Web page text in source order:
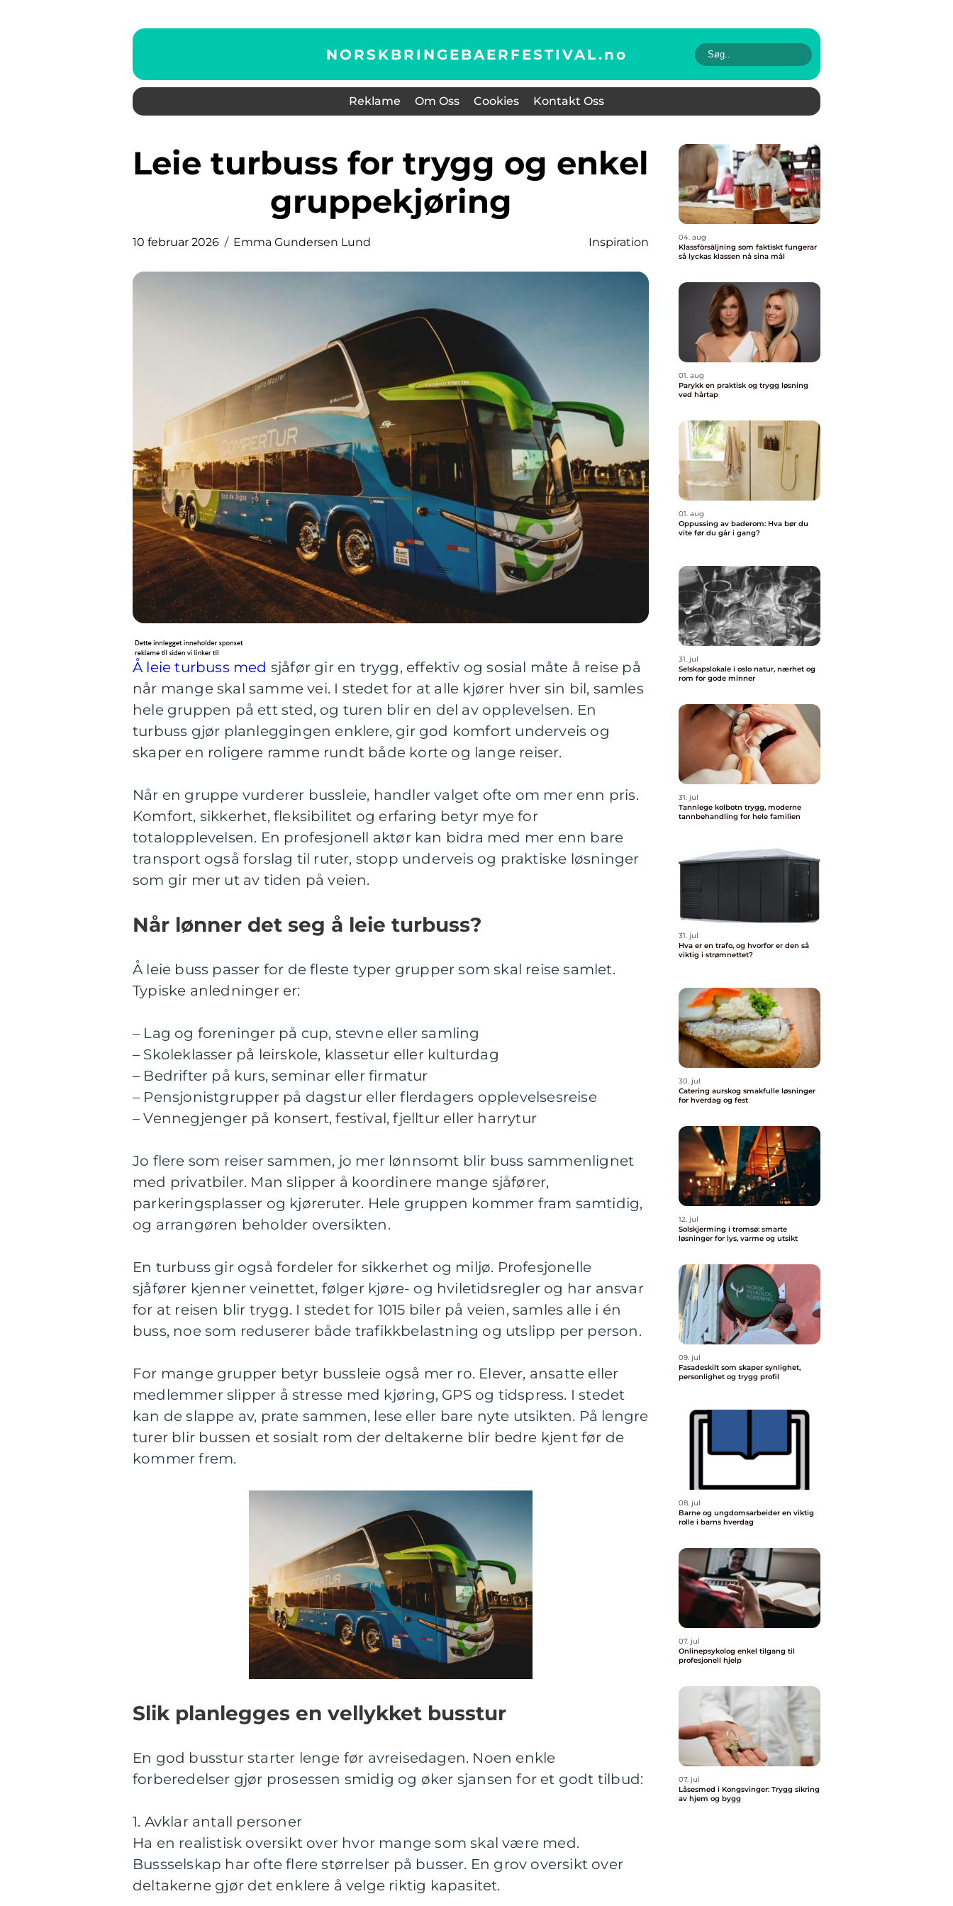
NORSKBRINGEBAERFESTIVAL.no
Reklame Om Oss Cookies Kontakt Oss
Leie turbuss for trygg og enkel
gruppekjøring
10 februar 2026 Emma Gundersen Lund Inspiration
Å leie turbuss med sjåfør gir en trygg, effektiv og sosial måte å reise på
når mange skal samme vei. I stedet for at alle kjører hver sin bil, samles
hele gruppen på ett sted, og turen blir en del av opplevelsen. En
turbuss gjør planleggingen enklere, gir god komfort underveis og
skaper en roligere ramme rundt både korte og lange reiser.
Når en gruppe vurderer bussleie, handler valget ofte om mer enn pris.
Komfort, sikkerhet, fleksibilitet og erfaring betyr mye for
totalopplevelsen. En profesjonell aktør kan bidra med mer enn bare
transport også forslag til ruter, stopp underveis og praktiske løsninger
som gir mer ut av tiden på veien.
Når lønner det seg å leie turbuss?
Å leie buss passer for de fleste typer grupper som skal reise samlet.
Typiske anledninger er:
– Lag og foreninger på cup, stevne eller samling
– Skoleklasser på leirskole, klassetur eller kulturdag
– Bedrifter på kurs, seminar eller firmatur
– Pensjonistgrupper på dagstur eller flerdagers opplevelsesreise
– Vennegjenger på konsert, festival, fjelltur eller harrytur
Jo flere som reiser sammen, jo mer lønnsomt blir buss sammenlignet
med privatbiler. Man slipper å koordinere mange sjåfører,
parkeringsplasser og kjøreruter. Hele gruppen kommer fram samtidig,
og arrangøren beholder oversikten.
En turbuss gir også fordeler for sikkerhet og miljø. Profesjonelle
sjåfører kjenner veinettet, følger kjøre- og hviletidsregler og har ansvar
for at reisen blir trygg. I stedet for 1015 biler på veien, samles alle i én
buss, noe som reduserer både trafikkbelastning og utslipp per person.
For mange grupper betyr bussleie også mer ro. Elever, ansatte eller
medlemmer slipper å stresse med kjøring, GPS og tidspress. I stedet
kan de slappe av, prate sammen, lese eller bare nyte utsikten. På lengre
turer blir bussen et sosialt rom der deltakerne blir bedre kjent før de
kommer frem.
Slik planlegges en vellykket busstur
En god busstur starter lenge før avreisedagen. Noen enkle
forberedelser gjør prosessen smidig og øker sjansen for et godt tilbud:
1. Avklar antall personer
Ha en realistisk oversikt over hvor mange som skal være med.
Bussselskap har ofte flere størrelser på busser. En grov oversikt over
deltakerne gjør det enklere å velge riktig kapasitet.
04. aug
Klassförsäljning som faktiskt fungerar
så lyckas klassen nå sina mål
01. aug
Parykk en praktisk og trygg løsning
ved hårtap
01. aug
Oppussing av baderom: Hva bør du
vite før du går i gang?
31. jul
Selskapslokale i oslo natur, nærhet og
rom for gode minner
31. jul
Tannlege kolbotn trygg, moderne
tannbehandling for hele familien
31. jul
Hva er en trafo, og hvorfor er den så
viktig i strømnettet?
30. jul
Catering aurskog smakfulle løsninger
for hverdag og fest
12. jul
Solskjerming i tromsø: smarte
løsninger for lys, varme og utsikt
09. jul
Fasadeskilt som skaper synlighet,
personlighet og trygg profil
08. jul
Barne og ungdomsarbeider en viktig
rolle i barns hverdag
07. jul
Onlinepsykolog enkel tilgang til
profesjonell hjelp
07. jul
Låsesmed i Kongsvinger: Trygg sikring
av hjem og bygg